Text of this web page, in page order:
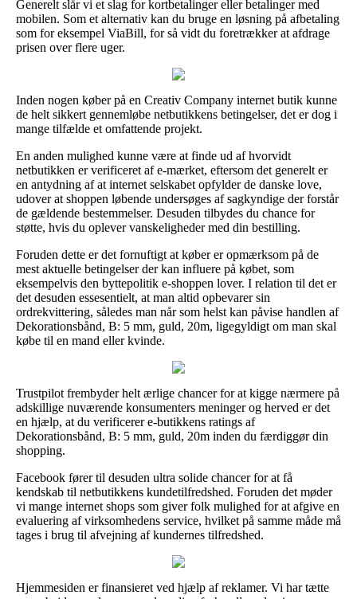
Generelt slår vi et slag for kortbetalinger eller betalinger med
mobilen. Som et alternativ kan du bruge en løsning på afbetaling
som for eksempel ViaBill, for så vidt du foretrækker at afdrage
prisen over flere uger.
Inden nogen køber på en Creativ Company internet butik kunne
de helt sikkert gennemløbe netbutikkens betingelser, det er dog i
mange tilfælde et omfattende projekt.
En anden mulighed kunne være at finde ud af hvorvidt
netbutikken er verificeret af e-mærket, eftersom det generelt er
en antydning af at internet selskabet opfylder de danske love,
udover at shoppen løbende undersøges af sagkyndige der forstår
de gældende bestemmelser. Desuden tilbydes du chance for
støtte, hvis du oplever vanskeligheder med din bestilling.
Foruden dette er det fornuftigt at køber er opmærksom på de
mest aktuelle betingelser der kan influere på købet, som
eksempelvis den byttepolitik e-shoppen lover. I relation til det er
det desuden essesentielt, at man altid opbevarer sin
ordrekvittering, således man når som helst kan påvise handlen af
Dekorationsbånd, B: 5 mm, guld, 20m, ligegyldigt om man skal
købe til en mand eller kvinde.
Trustpilot frembyder helt ærlige chancer for at kigge nærmere på
adskillige nuværende konsumenters meninger og herved er det
en hjælp, at du verificerer e-butikkens ratings af
Dekorationsbånd, B: 5 mm, guld, 20m inden du færdiggør din
shopping.
Facebook fører til desuden ultra solide chancer for at få
kendskab til netbutikkens kundetilfredshed. Foruden det møder
vi mange internet shops som giver folk mulighed for at afgive en
evaluering af virksomhedens service, hvilket på samme måde må
tages i brug til afvejning af kundernes tilfredshed.
Hjemmesiden er finansieret ved hjælp af reklamer. Vi har tætte